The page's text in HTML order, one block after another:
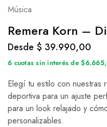
Música
Remera Korn –
Desde $ 39.990,00
6 cuotas sin interés de
Elegí tu estilo con nuestras
deportiva para un ajuste
para un look relajado y
personalizables.